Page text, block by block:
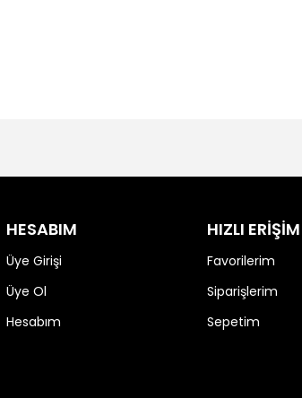
HESABIM
Üye Girişi
Üye Ol
Hesabım
HIZLI ERİŞİM
Favorilerim
Siparişlerim
Sepetim